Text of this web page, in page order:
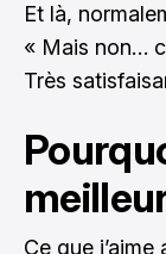
Et là,
« Mais non…
Très
meilleur
Ce que